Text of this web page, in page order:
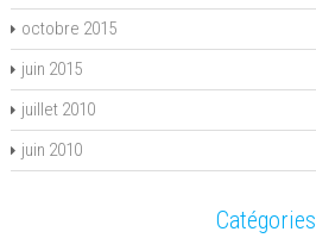
octobre 2015
juin 2015
juillet 2010
juin 2010
Catégories